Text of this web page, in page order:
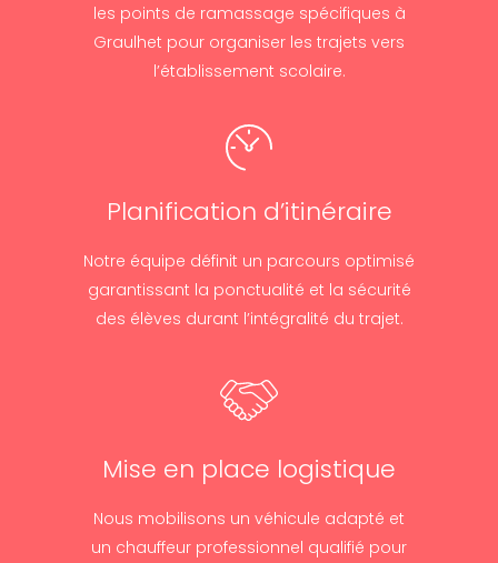
les points de ramassage spécifiques à
Graulhet pour organiser les trajets vers
l’établissement scolaire.
Planification d’itinéraire
Notre équipe définit un parcours optimisé
garantissant la ponctualité et la sécurité
des élèves durant l’intégralité du trajet.
Mise en place logistique
Nous mobilisons un véhicule adapté et
un chauffeur professionnel qualifié pour